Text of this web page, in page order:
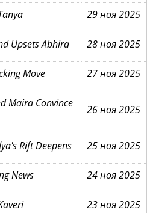
29 ноя 2025
Upsets Abhira 28 ноя 2025
Move 27 ноя 2025
Maira Convince
26 ноя 2025
Rift Deepens 25 ноя 2025
News 24 ноя 2025
23 ноя 2025